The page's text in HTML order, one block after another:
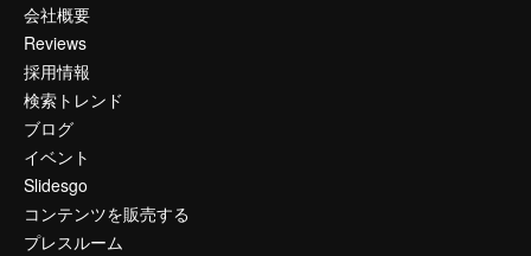
会社概要
Reviews
採用情報
検索トレンド
ブログ
イベント
Slidesgo
コンテンツを販売する
プレスルーム